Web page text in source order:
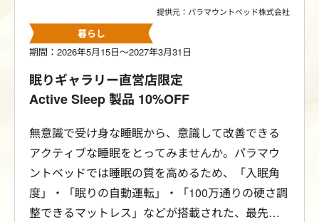
提供元：パラマウントベッド株式会社
暮らし
期間：2026年5月15日～2027年3月31日
眠りギャラリー直営店限定
Active Sleep 製品 10%OFF
無意識で受け身な睡眠から、意識して改善できる
アクティブな睡眠をとってみませんか。パラマウ
ントベッドでは睡眠の質を高めるため、「入眠角
度」・「眠りの自動運転」・「100万通りの硬さ調
整できるマットレス」などが搭載された、最先端